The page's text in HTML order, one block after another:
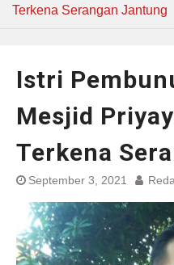
Terkena Serangan Jantung
Istri
Mesjid
Terkena
September 3, 2021